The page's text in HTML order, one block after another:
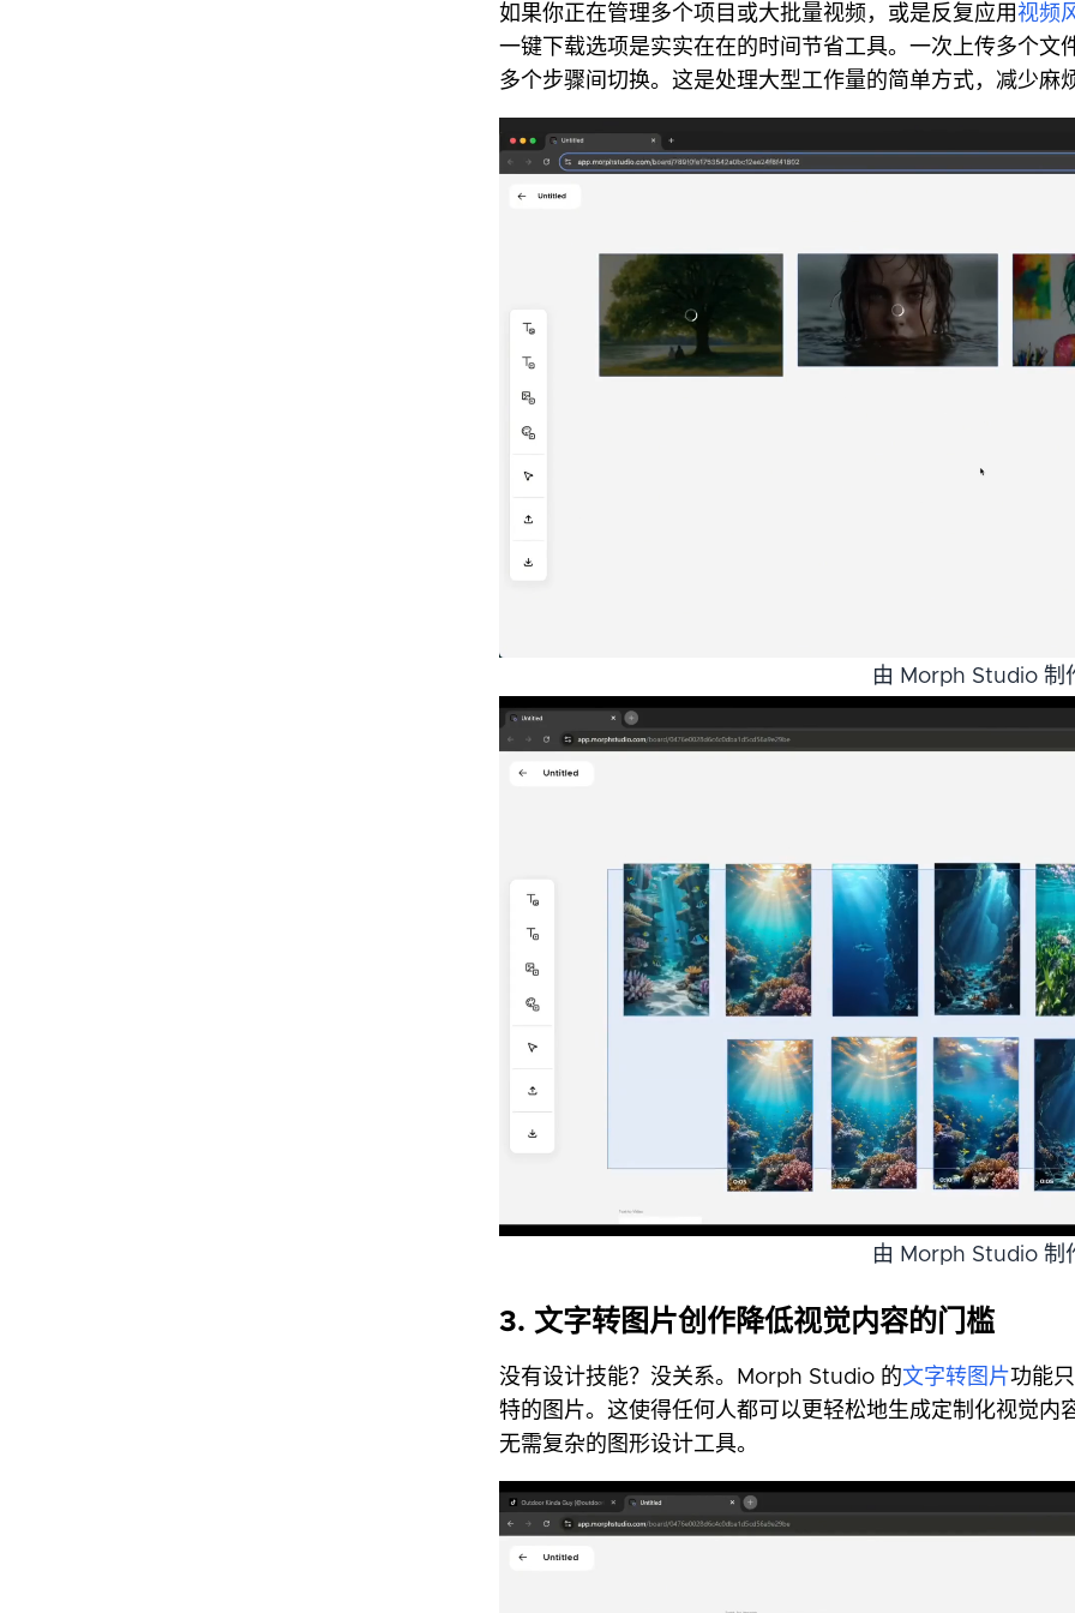
如果你正在管理多个项目或大批量视频，或是反复应用 视频
一键下载选项是实实在在的时间节省工具。一次上传多个文
多个步骤间切换。这是处理大型工作量的简单方式，减少麻
由 Morph Studio 制
由 Morph Studio 制
3. 文字转图片创作降低视觉内容的门槛
没有设计技能？没关系。Morph Studio 的文字转图片功能
特的图片。这使得任何人都可以更轻松地生成定制化视觉
无需复杂的图形设计工具。